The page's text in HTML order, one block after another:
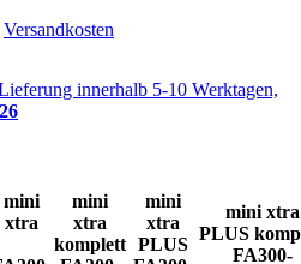
Versandkosten
innerhalb 5-10 Werktagen,
mini
xtra
mini
xtra
komplett
mini
xtra
PLUS
mini xtra
PLUS
FA300-